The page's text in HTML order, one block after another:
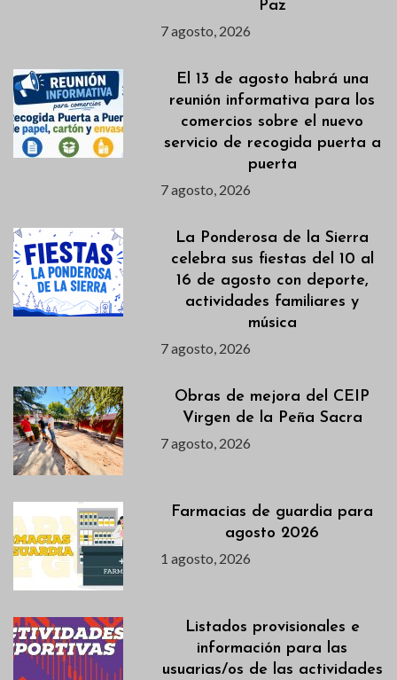
Paz
7 agosto, 2026
El 13 de agosto habrá una
reunión informativa para los
comercios sobre el nuevo
servicio de recogida puerta a
puerta
7 agosto, 2026
La Ponderosa de la Sierra
celebra sus fiestas del 10 al
16 de agosto con deporte,
actividades familiares y
música
7 agosto, 2026
Obras de mejora del CEIP
Virgen de la Peña Sacra
7 agosto, 2026
Farmacias de guardia para
agosto 2026
1 agosto, 2026
Listados provisionales e
información para las
usuarias/os de las actividades